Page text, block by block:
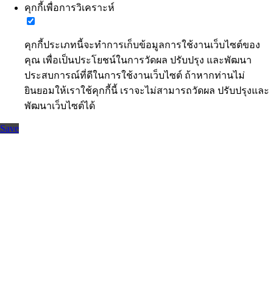
คุกกี้เพื่อการวิเคราะห์
คุกกี้ประเภทนี้จะทำการเก็บข้อมูลการใช้งานเว็บไซต์ของ
คุณ เพื่อเป็นประโยชน์ในการวัดผล ปรับปรุง และพัฒนา
ประสบการณ์ที่ดีในการใช้งานเว็บไซต์ ถ้าหากท่านไม่
ยินยอมให้เราใช้คุกกี้นี้ เราจะไม่สามารถวัดผล ปรับปรุงและ
พัฒนาเว็บไซต์ได้
Save